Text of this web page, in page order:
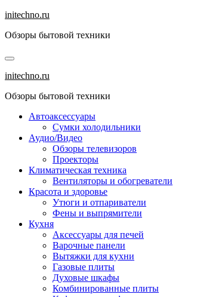
Перейти
содержанию
initechno.ru
Обзоры бытовой техники
initechno.ru
Обзоры бытовой техники
Автоаксессуары
Сумки холодильники
Аудио/Видео
Обзоры телевизоров
Проекторы
Климатическая техника
Вентиляторы и обогреватели
Красота и здоровье
Утюги и отпариватели
Фены и выпрямители
Кухня
Аксессуары для печей
Варочные панели
Вытяжки для кухни
Газовые плиты
Духовые шкафы
Комбинированные плиты